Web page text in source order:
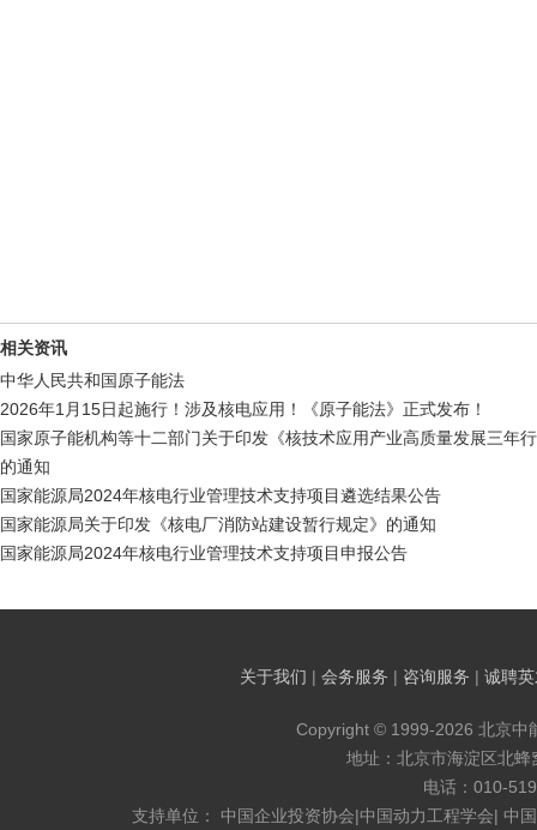
相关资讯
中华人民共和国原子能法
2026年1月15日起施行！涉及核电应用！《原子能法》正式发布！
国家原子能机构等十二部门关于印发《核技术应用产业高质量发展三年
的通知
国家能源局2024年核电行业管理技术支持项目遴选结果公告
国家能源局关于印发《核电厂消防站建设暂行规定》的通知
国家能源局2024年核电行业管理技术支持项目申报公告
关于我们 | 会务服务 | 咨询服务 | 诚聘
Copyright © 1999-2026 北京中
地址：北京市海淀区北
电话：010-
支持单位： 中国企业投资协会|中国动力工程学会| 中